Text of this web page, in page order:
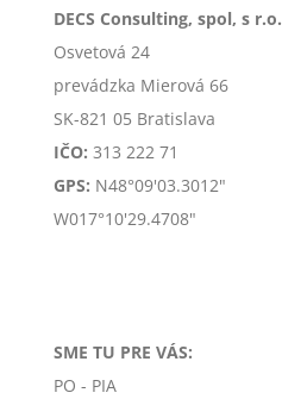
DECS Consulting, spol, s r.o.
Osvetová 24
prevádzka Mierová 66
SK-821 05 Bratislava
IČO: 313 222 71
GPS: N48°09'03.3012"
W017°10'29.4708"
SME TU PRE VÁS:
PO - PIA